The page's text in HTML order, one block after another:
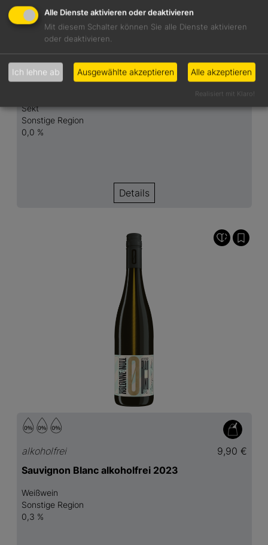
alkoholfrei
13,90 €
Cuvée Blanc N° 01 prickelnd alkoholfrei
Sekt
Sonstige Region
0,0 %
Details
alkoholfrei
9,90 €
Sauvignon Blanc alkoholfrei 2023
Weißwein
Sonstige Region
0,3 %
Alle Dienste aktivieren oder deaktivieren
Mit diesem Schalter können Sie alle Dienste aktivieren
oder deaktivieren.
Ich lehne ab Ausgewählte akzeptieren Alle akzeptieren
Realisiert mit Klaro!